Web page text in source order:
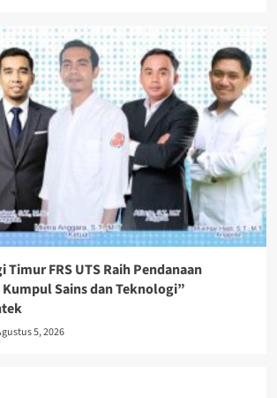
Timur FRS UTS Raih Pendanaan
Sains dan Teknologi”
5, 2026